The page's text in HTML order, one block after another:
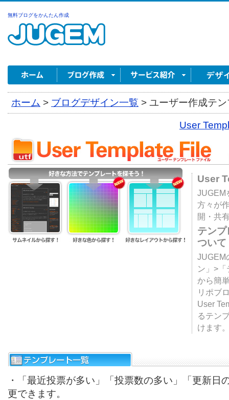
無料ブログをかんたん作成
ホーム > ブログデザイン一覧 > ユーザー作成テ
User
User
JUGEM
方々が
開・共
テン
ついて
JUGEM
ン」>
から簡
リポブ
User
るテン
けます
・「最近投票が多い」「投票数の多い」「更新日
更できます。